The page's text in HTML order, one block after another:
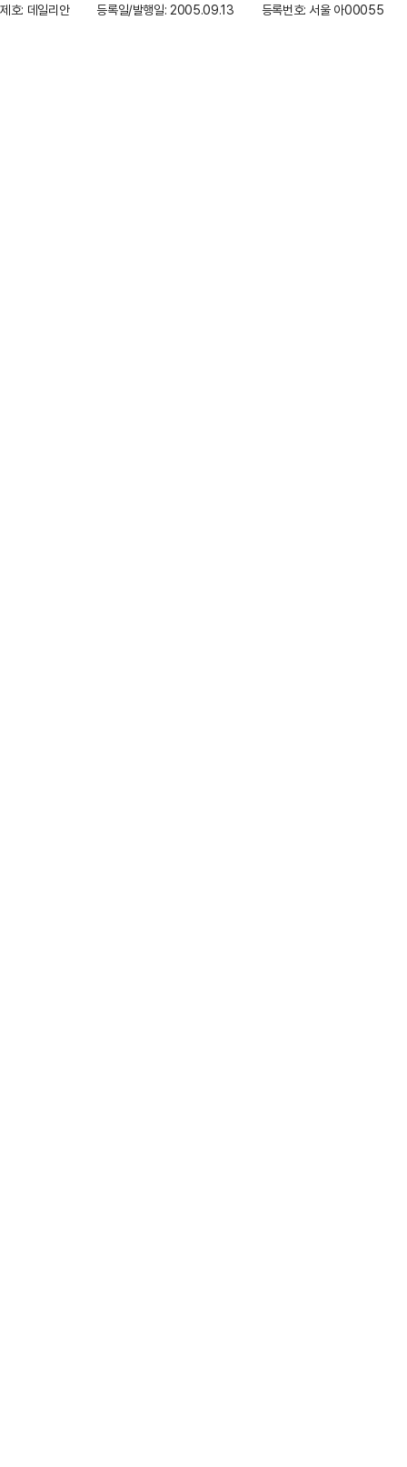
제호: 데일리안
등록일/발행일: 2005.09.13 등록번호: 서울 아00055